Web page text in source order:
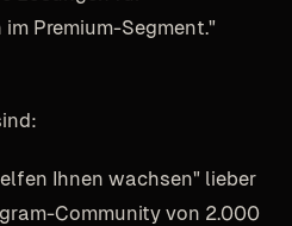
Premium-Segment."
Ihnen wachsen" lieber
Community von 2.000